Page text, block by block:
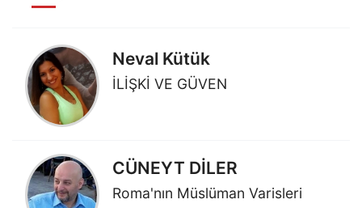
Neval Kütük
İLİŞKİ VE GÜVEN
CÜNEYT DİLER
Roma'nın Müslüman Varisleri